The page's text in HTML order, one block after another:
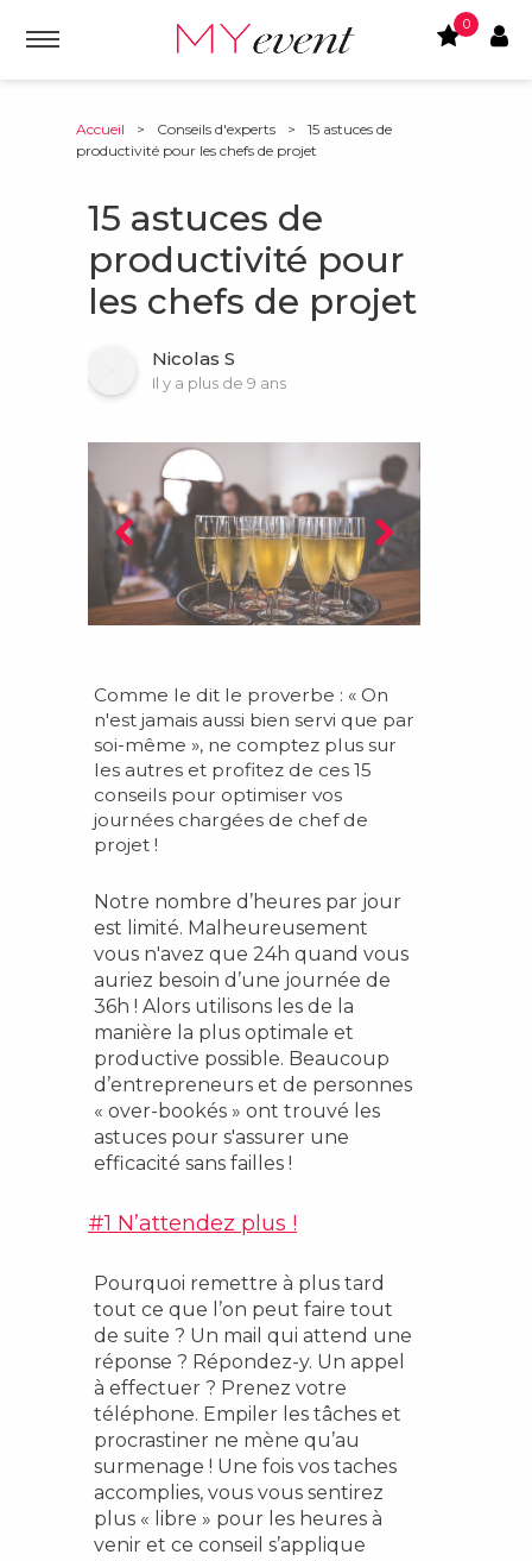
0
Accueil > Conseils d'experts >
15 astuces de
productivité pour les chefs de projet
15 astuces de
productivité pour
les chefs de projet
Nicolas S
Il y a plus de 9 ans
Comme le dit le proverbe : « On
n'est jamais aussi bien servi que par
soi-même », ne comptez plus sur
les autres et profitez de ces 15
conseils pour optimiser vos
journées chargées de chef de
projet !
Notre nombre d’heures par jour
est limité. Malheureusement
vous n'avez que 24h quand vous
auriez besoin d’une journée de
36h ! Alors utilisons les de la
manière la plus optimale et
productive possible. Beaucoup
d’entrepreneurs et de personnes
« over-bookés » ont trouvé les
astuces pour s'assurer une
efficacité sans failles !
#1 N’attendez plus !
Pourquoi remettre à plus tard
tout ce que l’on peut faire tout
de suite ? Un mail qui attend une
réponse ? Répondez-y. Un appel
à effectuer ? Prenez votre
téléphone. Empiler les tâches et
procrastiner ne mène qu’au
surmenage ! Une fois vos taches
accomplies, vous vous sentirez
plus « libre » pour les heures à
venir et ce conseil s’applique